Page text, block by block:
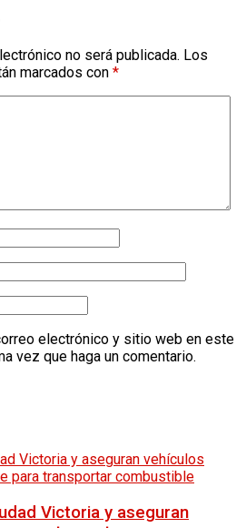
no será publicada. Los
marcados con *
electrónico y sitio web en este
vez que haga un comentario.
Victoria y aseguran